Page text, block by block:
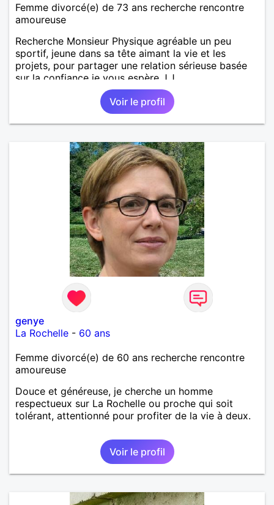
Femme divorcé(e) de 73 ans recherche rencontre
amoureuse
Recherche Monsieur Physique agréable un peu
sportif, jeune dans sa tête aimant la vie et les
projets, pour partager une relation sérieuse basée
sur la confiance je vous espère J.J
Voir le profil
genye
La Rochelle - 60 ans
Femme divorcé(e) de 60 ans recherche rencontre
amoureuse
Douce et généreuse, je cherche un homme
respectueux sur La Rochelle ou proche qui soit
tolérant, attentionné pour profiter de la vie à deux.
Voir le profil